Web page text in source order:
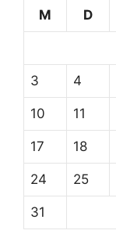
M
D
3 4
10 11
17 18
24 25
31